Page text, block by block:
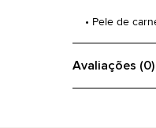
• Pele de
Avaliações (0)